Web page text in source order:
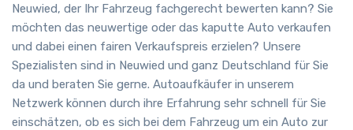
Neuwied, der Ihr Fahrzeug fachgerecht bewerten kann? Sie
möchten das neuwertige oder das kaputte Auto verkaufen
und dabei einen fairen Verkaufspreis erzielen? Unsere
Spezialisten sind in Neuwied und ganz Deutschland für Sie
da und beraten Sie gerne. Autoaufkäufer in unserem
Netzwerk können durch ihre Erfahrung sehr schnell für Sie
einschätzen, ob es sich bei dem Fahrzeug um ein Auto zur